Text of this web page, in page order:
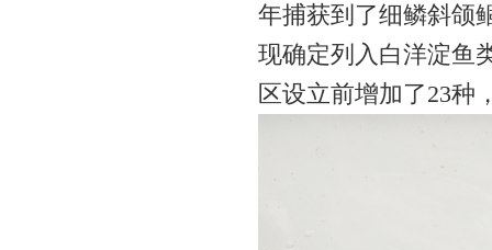
年捕获到了细鳞斜颌
现确定列入白洋淀鱼
区设立前增加了23种